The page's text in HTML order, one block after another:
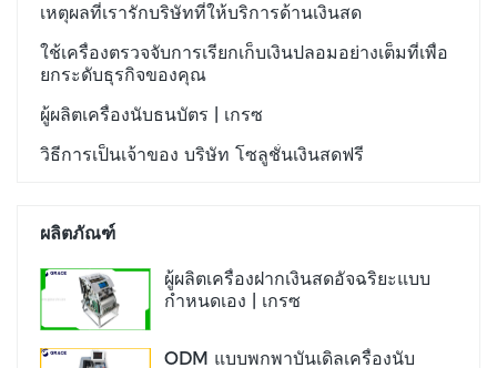
เหตุผลที่เรารักบริษัทที่ให้บริการด้านเงินสด
ใช้เครื่องตรวจจับการเรียกเก็บเงินปลอมอย่างเต็มที่เพื่อ
ยกระดับธุรกิจของคุณ
ผู้ผลิตเครื่องนับธนบัตร | เกรซ
วิธีการเป็นเจ้าของ บริษัท โซลูชั่นเงินสดฟรี
ผลิตภัณฑ์
ผู้ผลิตเครื่องฝากเงินสดอัจฉริยะแบบ
กำหนดเอง | เกรซ
ODM แบบพกพาบันเดิลเครื่องนับ